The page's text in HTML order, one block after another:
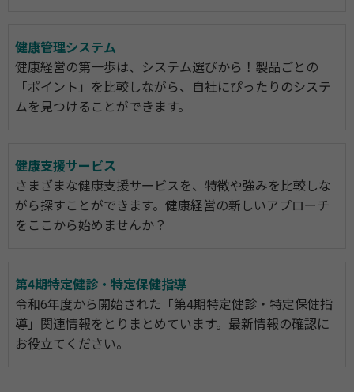
健康管理システム
健康経営の第一歩は、システム選びから！製品ごとの
「ポイント」を比較しながら、自社にぴったりのシステ
ムを見つけることができます。
健康支援サービス
さまざまな健康支援サービスを、特徴や強みを比較しな
がら探すことができます。健康経営の新しいアプローチ
をここから始めませんか？
第4期特定健診・特定保健指導
令和6年度から開始された「第4期特定健診・特定保健指
導」関連情報をとりまとめています。最新情報の確認に
お役立てください。